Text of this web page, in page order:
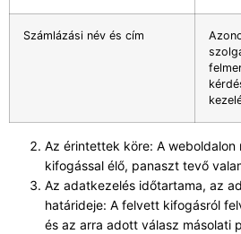
Számlázási név és cím
Az érintettek köre: A weboldalon
kifogással élő, panaszt tevő
Az adatkezelés időtartama, az
határideje: A felvett kifogásról
és az arra adott válasz másolati